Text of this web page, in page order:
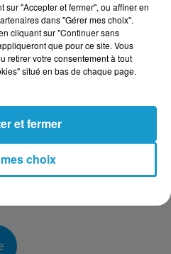
pour les images et PDF et 5Mo
sur "Accepter et fermer", ou affiner en
dans "Gérer mes choix".
cliquant sur "Continuer sans
que pour ce site. Vous
retirer votre consentement à tout
situé en bas de chaque page.
choix
et fermer